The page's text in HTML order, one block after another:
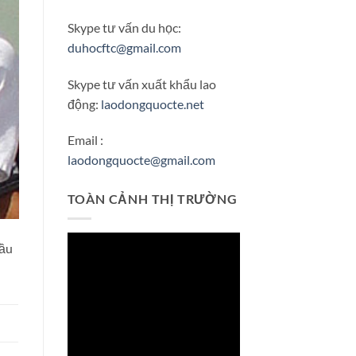
Skype tư vấn du học:
duhocftc@gmail.com
Skype tư vấn xuất khẩu lao
động: laodongquocte.net
Email :
laodongquocte@gmail.com
TOÀN CẢNH THỊ TRƯỜNG